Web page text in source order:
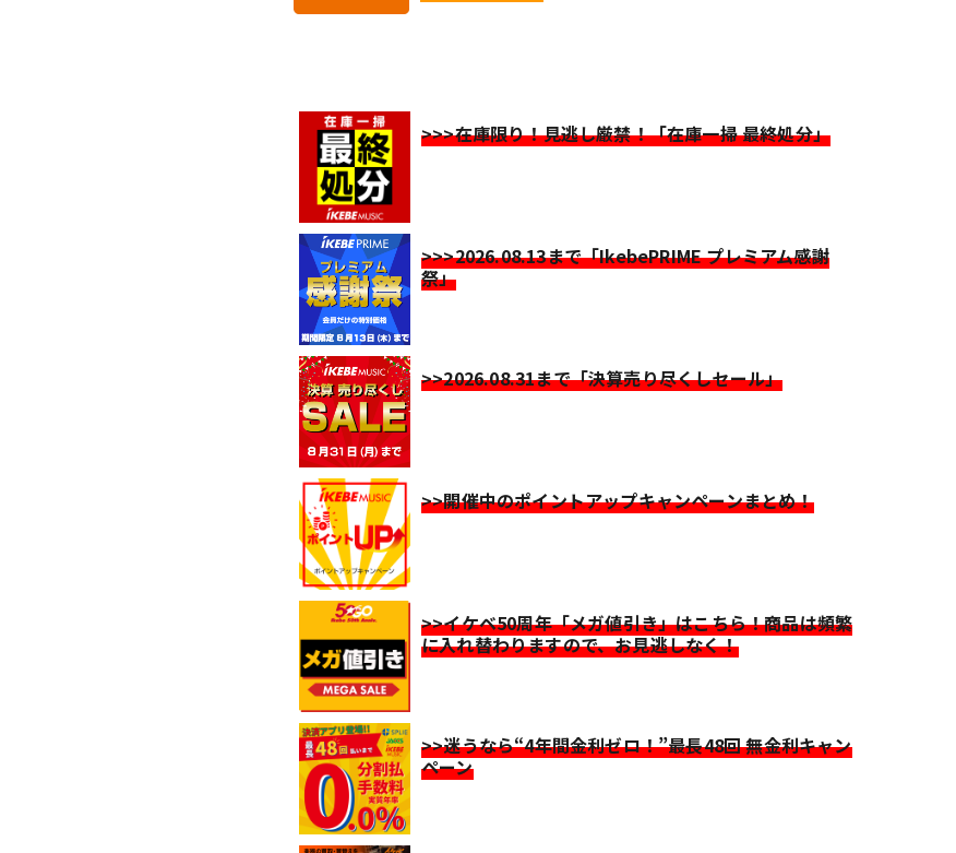
>>>在庫限り！見逃し厳禁！「在庫一掃 最終処分」
>>>2026.08.13まで「IkebePRIME プレミアム感謝
祭」
>>2026.08.31まで「決算売り尽くしセール」
>>開催中のポイントアップキャンペーンまとめ！
>>イケベ50周年「メガ値引き」はこちら！商品は頻繁
に入れ替わりますので、お見逃しなく！
>>迷うなら“4年間金利ゼロ！”最長48回 無金利キャン
ペーン